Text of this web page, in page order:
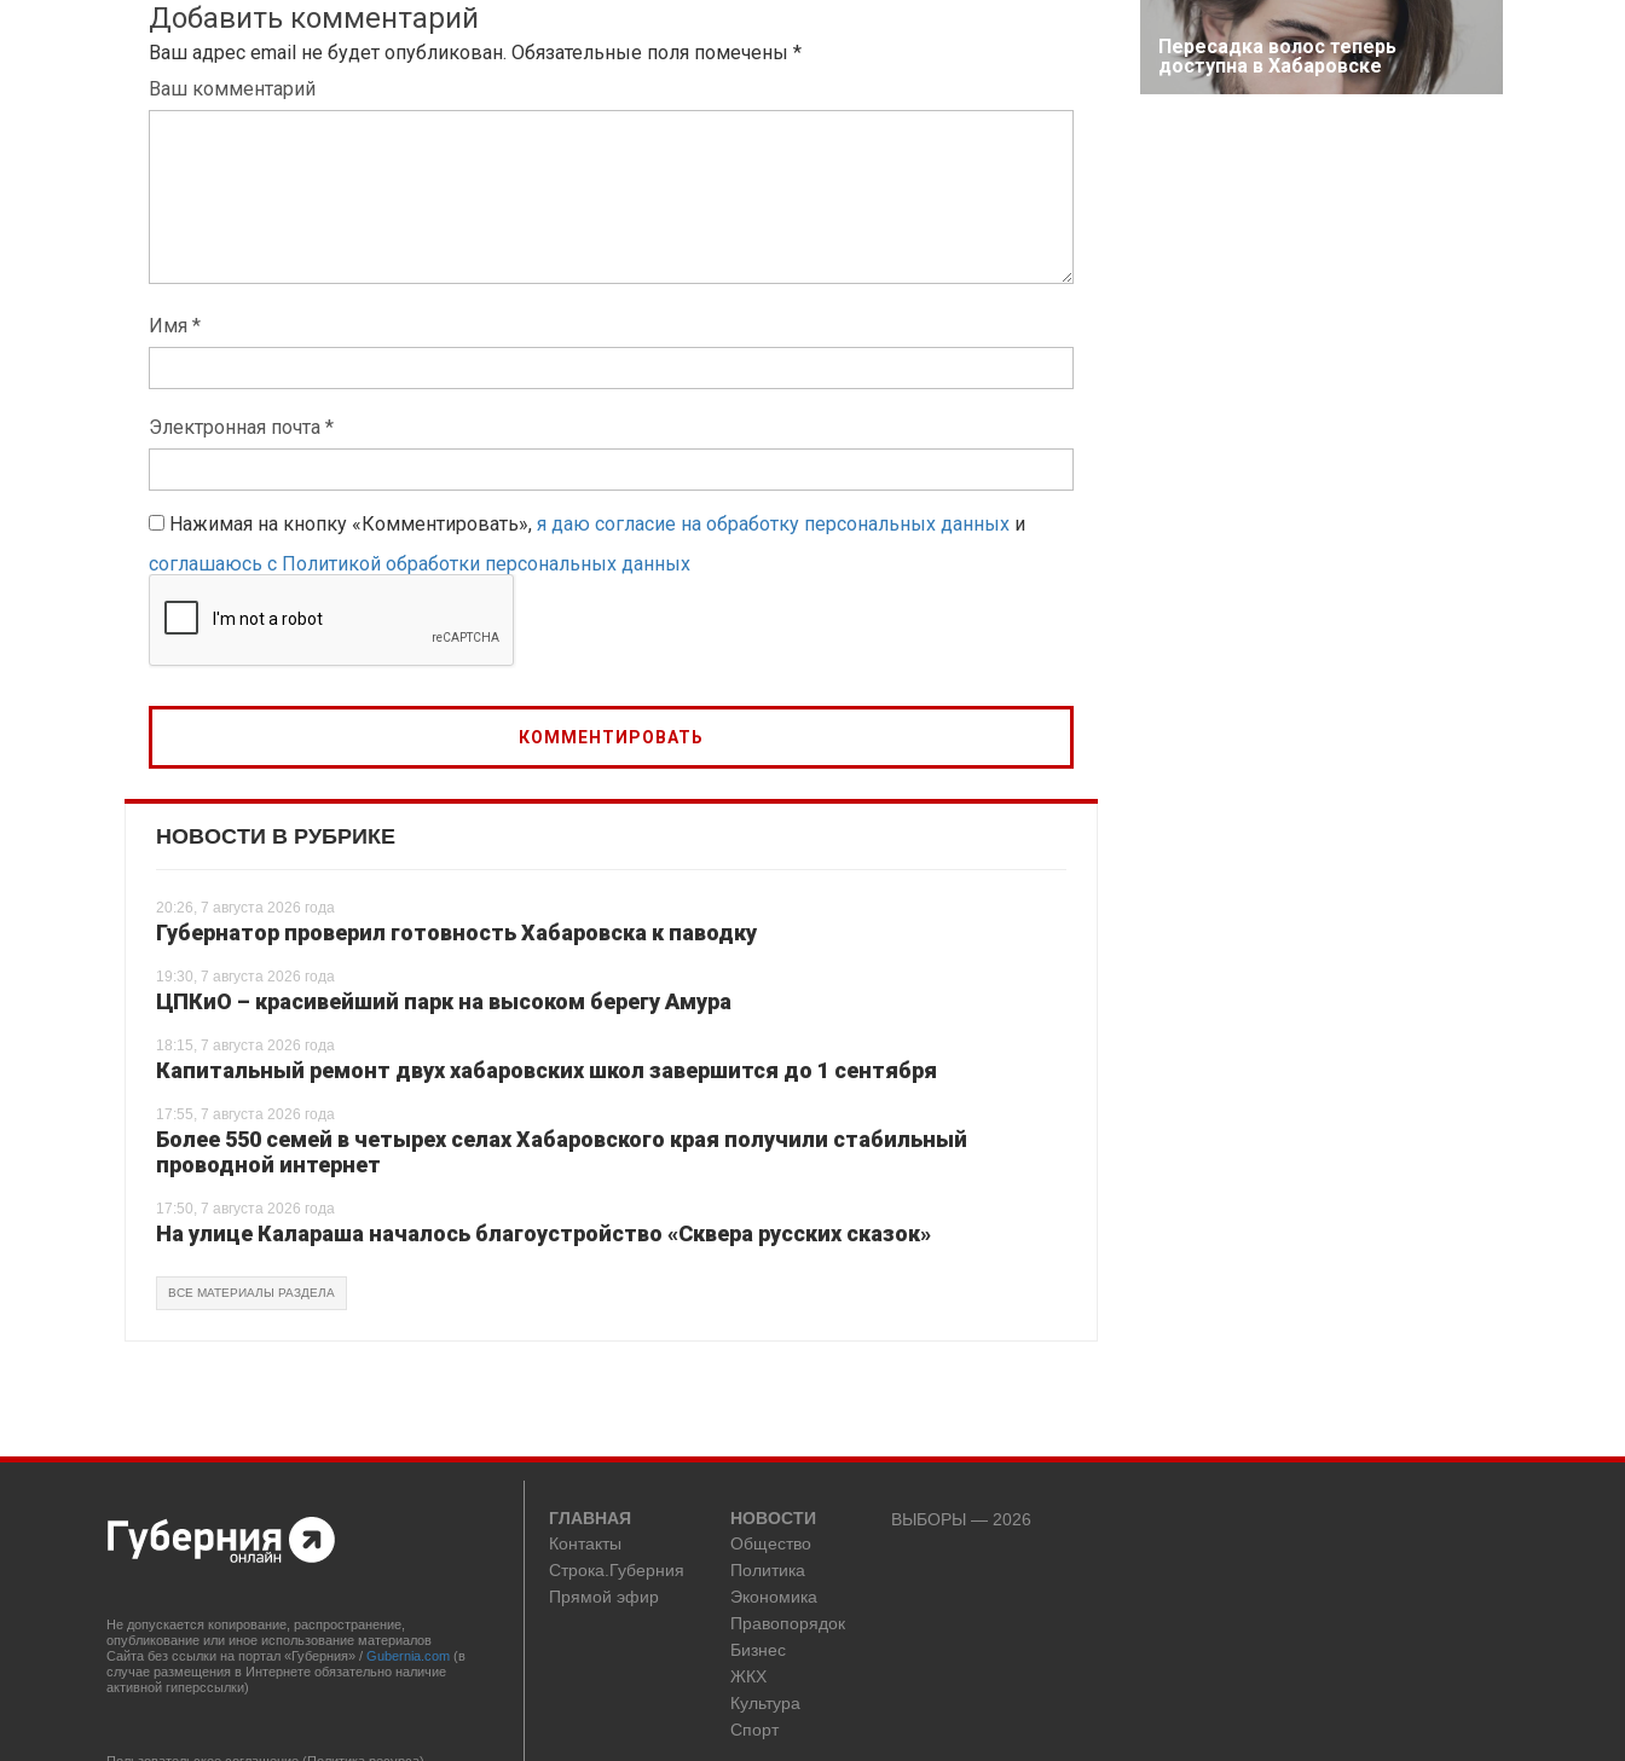
Добавить комментарий
Ваш адрес email не будет опубликован. Обязательные поля помечены *
Ваш комментарий
Имя *
Электронная почта *
Нажимая на кнопку «Комментировать», я даю согласие на обработку персональных данных и
соглашаюсь с Политикой обработки персональных данных
НОВОСТИ В РУБРИКЕ
20:26, 7 августа 2026 года
Губернатор проверил готовность Хабаровска к паводку
19:30, 7 августа 2026 года
ЦПКиО – красивейший парк на высоком берегу Амура
18:15, 7 августа 2026 года
Капитальный ремонт двух хабаровских школ завершится до 1 сентября
17:55, 7 августа 2026 года
Более 550 семей в четырех селах Хабаровского края получили стабильный
проводной интернет
17:50, 7 августа 2026 года
На улице Калараша началось благоустройство «Сквера русских сказок»
ВСЕ МАТЕРИАЛЫ РАЗДЕЛА
Пересадка волос теперь
доступна в Хабаровске
Не допускается копирование, распространение,
опубликование или иное использование материалов
Сайта без ссылки на портал «Губерния» / Gubernia.com (в
случае размещения в Интернете обязательно наличие
активной гиперссылки)
ГЛАВНАЯ
Контакты
Строка.Губерния
Прямой эфир
НОВОСТИ
Общество
Политика
Экономика
Правопорядок
Бизнес
ЖКХ
Культура
Спорт
ВЫБОРЫ — 2026